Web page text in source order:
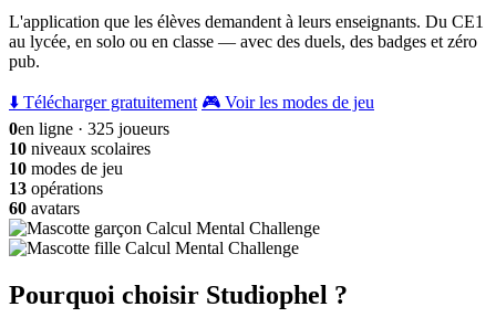
L'application que les élèves demandent à leurs enseignants. Du CE1
au lycée, en solo ou en classe — avec des duels, des badges et zéro
pub.
⬇️ Télécharger gratuitement 🎮 Voir les modes de jeu
0en ligne · 325 joueurs
10 niveaux scolaires
10 modes de jeu
13 opérations
60 avatars
Pourquoi choisir Studiophel ?